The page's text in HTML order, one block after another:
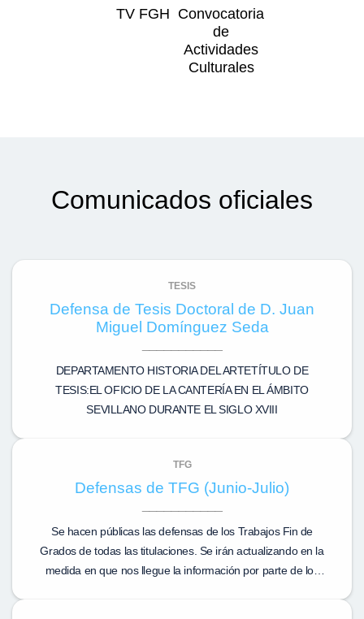
TV FGH Convocatoria
de
Actividades
Culturales
Comunicados oficiales
TESIS
Defensa de Tesis Doctoral de D. Juan
Miguel Domínguez Seda
DEPARTAMENTO HISTORIA DEL ARTETÍTULO DE
TESIS:EL OFICIO DE LA CANTERÍA EN EL ÁMBITO
SEVILLANO DURANTE EL SIGLO XVIII
TFG
Defensas de TFG (Junio-Julio)
Se hacen públicas las defensas de los Trabajos Fin de
Grados de todas las titulaciones. Se irán actualizando en la
medida en que nos llegue la información por parte de los